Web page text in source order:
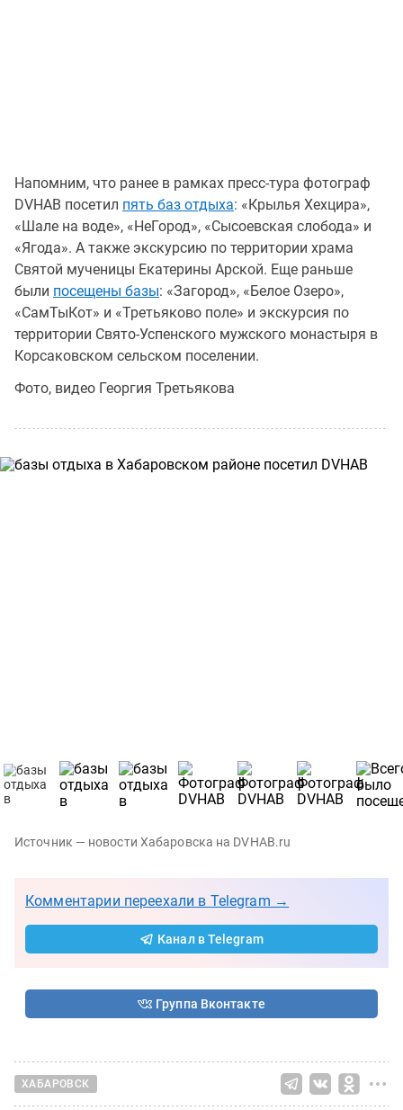
Напомним, что ранее в рамках пресс-тура фотограф
DVHAB посетил пять баз отдыха: «Крылья Хехцира»,
«Шале на воде», «НеГород», «Сысоевская слобода» и
«Ягода». А также экскурсию по территории храма
Святой мученицы Екатерины Арской. Еще раньше
были посещены базы: «Загород», «Белое Озеро»,
«СамТыКот» и «Третьяково поле» и экскурсия по
территории Свято-Успенского мужского монастыря в
Корсаковском сельском поселении.
Фото, видео Георгия Третьякова
Источник — новости Хабаровска на DVHAB.ru
Комментарии переехали в Telegram →
Канал в Telegram
Группа Вконтакте
ХАБАРОВСК